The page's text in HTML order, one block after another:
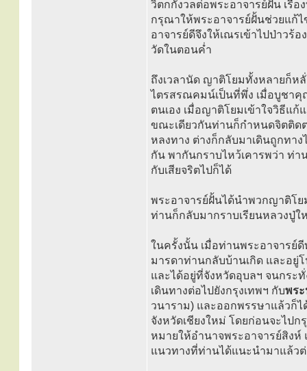
วิตกกังวลต่อพระอาจารย์ฝั้น เรื่
กรุณาให้พระอาจารย์ฝั้นช่วยแก้
อาจารย์ดีจึงให้เณรเข้าไปป่าวร้
วัดในตอนค่ำ
ถึงเวลานัด ญาติโยมทั้งหลายก็ห
ไตรสรณคมน์เป็นที่พึ่ง เมื่อบูชาคุ
ตนเอง เมื่อญาติโยมเข้าใจวิธีแ
ขณะเดียวกันท่านก็กำหนดจิตติด
หลงทาง ต่างก็กลับมาเดินถูกทา
กัน พากันกราบไหว้เคารพว่า ท่า
กับเสียจริตไปก็ได้
พระอาจารย์ฝั้นได้นำพวกญาติโ
ท่านก็กลับมากราบเรียนหลวงปู่
ในครั้งนั้น เมื่อท่านพระอาจารย์
มารดาท่านกลับบ้านเกิด และอยู่
และได้อยู่ที่จังหวัดอุบลฯ จนกระ
เดินทางต่อไปยังกรุงเทพฯ กับพร
วนาราม) และออกพรรษาแล้วก็ไ
จังหวัดเชียงใหม่ โดยก่อนจะไป
หมายให้อำนาจพระอาจารย์สิง
แนวทางที่ท่านได้แนะนำมาแล้ว